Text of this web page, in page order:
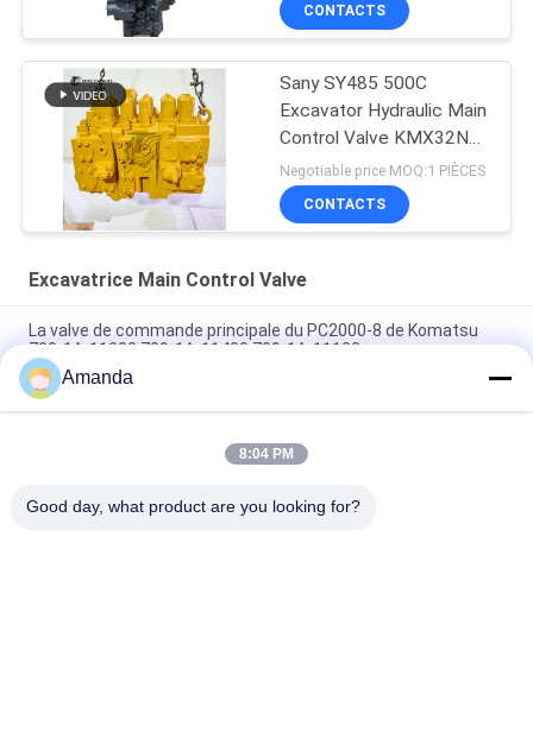
CONTACTS
Sany SY485 500C
Excavator Hydraulic Main
Control Valve KMX32NA
High Quality
Negotiable price MOQ:1 PIÈCES
CONTACTS
Excavatrice Main Control Valve
La valve de commande principale du PC2000-8 de Komatsu
709-1A-11300 709-1A-11400 709-1A-11100
PC160LC-7 PC160-7 Ventilateur de commande Excavateur
Komatsu, 723-57-16100 Excavateur pièces principales
VOE14541591 Valve de commande principale de l'excavateur
Amanda
8:04 PM
Good day, what product are you looking for?